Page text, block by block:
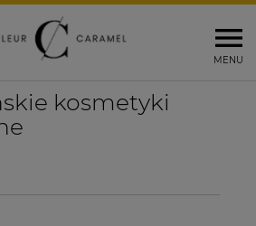
MENU
kosmetyki